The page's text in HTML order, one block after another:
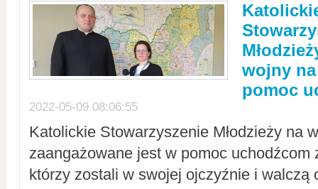
wojny
pomoc
2022-05-09 08:06:55
Katolickie Stowarzyszenie Młodzieży na
zaangażowane jest w pomoc uchodźcom
którzy zostali w swojej ojczyźnie i walczą